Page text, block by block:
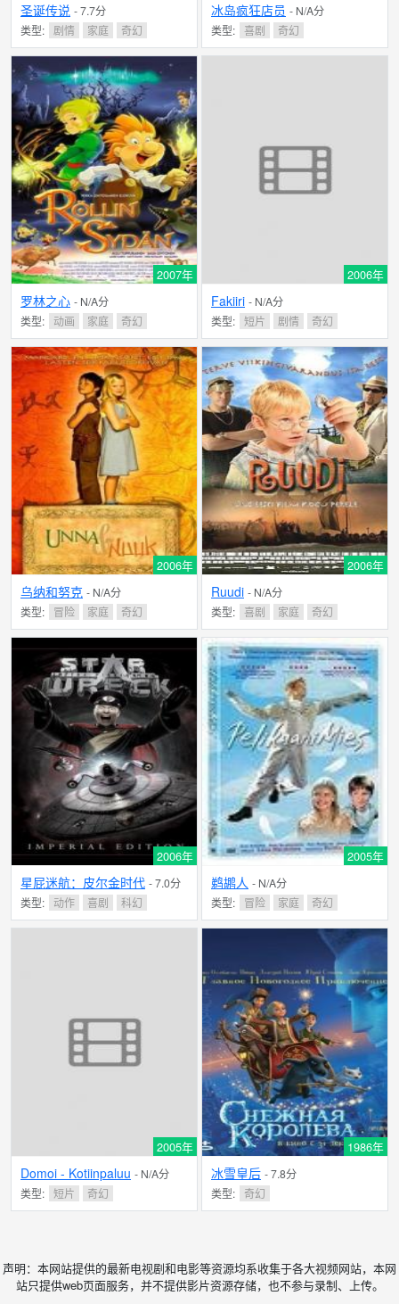
圣诞传说 - 7.7分
类型: 剧情 家庭 奇幻
冰岛疯狂店员 - N/A分
类型: 喜剧 奇幻
2007年
罗林之心 - N/A分
类型:
动画 家庭 奇幻
2006年
Fakiiri - N/A分
类型: 短片 剧情 奇幻
2006年
乌纳和努克 - N/A分
类型:
冒险 家庭 奇幻
2006年
Ruudi - N/A分
类型: 喜剧 家庭 奇幻
2006年
星屁迷航：皮尔金时代 - 7.0分
类型:
动作 喜剧 科幻
2005年
鹈鹕人 - N/A分
类型:
冒险 家庭 奇幻
2005年
Domoi - Kotiinpaluu - N/A分
类型: 短片 奇幻
1986年
冰雪皇后 - 7.8分
类型: 奇幻
声明：本网站提供的最新电视剧和电影等资源均系收集于各大视频网站，本网
站只提供web页面服务，并不提供影片资源存储，也不参与录制、上传。